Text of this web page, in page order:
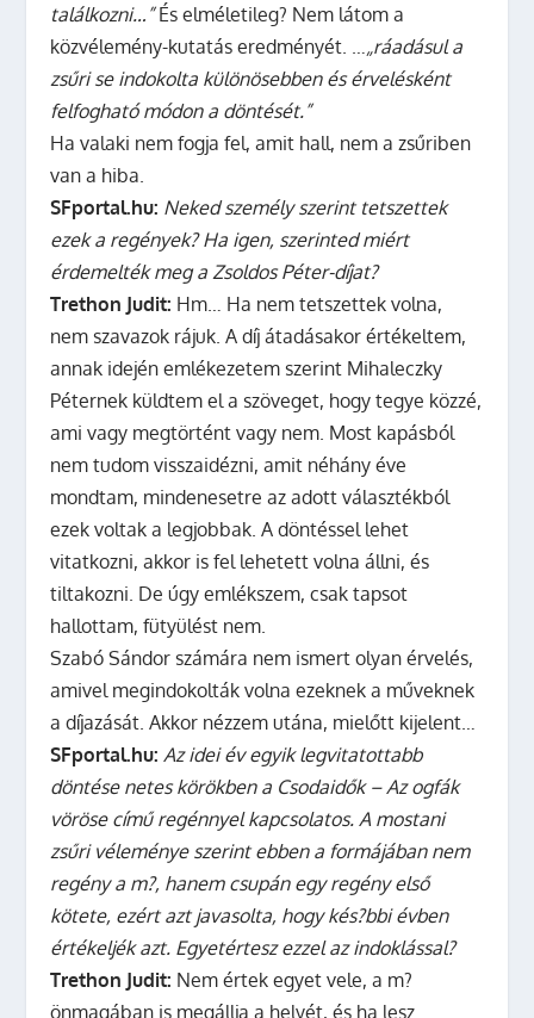
találkozni…”És elméletileg? Nem látom a
közvélemény-kutatás eredményét. … „ráadásul a
zsűri se indokolta különösebben és érvelésként
felfogható módon a döntését.”
Ha valaki nem fogja fel, amit hall, nem a zsűriben
van a hiba.
SFportal.hu: Neked személy szerint tetszettek
ezek a regények? Ha igen, szerinted miért
érdemelték meg a Zsoldos Péter-díjat?
Trethon Judit: Hm… Ha nem tetszettek volna,
nem szavazok rájuk. A díj átadásakor értékeltem,
annak idején emlékezetem szerint Mihaleczky
Péternek küldtem el a szöveget, hogy tegye közzé,
ami vagy megtörtént vagy nem. Most kapásból
nem tudom visszaidézni, amit néhány éve
mondtam, mindenesetre az adott választékból
ezek voltak a legjobbak. A döntéssel lehet
vitatkozni, akkor is fel lehetett volna állni, és
tiltakozni. De úgy emlékszem, csak tapsot
hallottam, fütyülést nem.
Szabó Sándor számára nem ismert olyan érvelés,
amivel megindokolták volna ezeknek a műveknek
a díjazását. Akkor nézzem utána, mielőtt kijelent…
SFportal.hu: Az idei év egyik legvitatottabb
döntése netes körökben a Csodaidők – Az ogfák
vöröse című regénnyel kapcsolatos. A mostani
zsűri véleménye szerint ebben a formájában nem
regény a m?, hanem csupán egy regény első
kötete, ezért azt javasolta, hogy kés?bbi évben
értékeljék azt. Egyetértesz ezzel az indoklással?
Trethon Judit: Nem értek egyet vele, a m?
önmagában is megállja a helyét, és ha lesz